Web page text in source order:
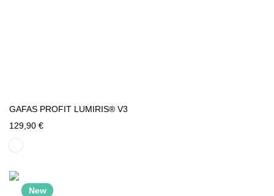
GAFAS PROFIT LUMIRIS® V3
129,90 €
New